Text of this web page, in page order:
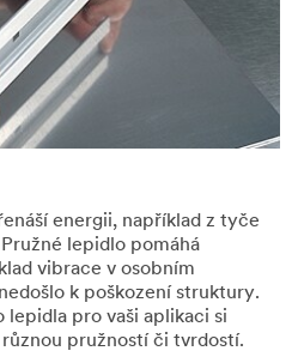
energii, například z tyče
lepidlo pomáhá
vibrace v osobním
k poškození struktury.
lepidla pro vaši aplikaci si
pružností či tvrdostí.